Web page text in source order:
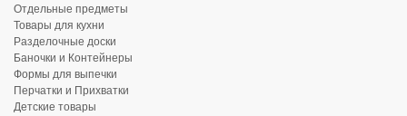
Отдельные предметы
Товары для кухни
Разделочные доски
Баночки и Контейнеры
Формы для выпечки
Перчатки и Прихватки
Детские товары